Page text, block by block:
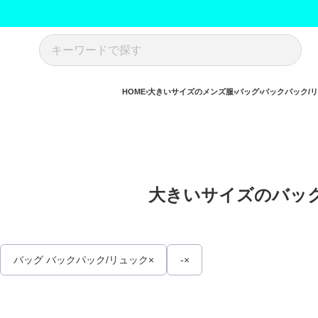
HOME 大きいサイズのメンズ服 バッグ バックパック/
大きいサイズのバッ
バッグ バックパック/リュック -